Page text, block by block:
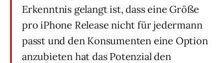
Erkenntnis gelangt ist, dass eine Größe
pro iPhone Release nicht für jedermann
passt und den Konsumenten eine Option
anzubieten hat das Potenzial den